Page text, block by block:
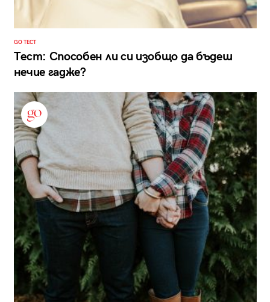
GO ТЕСТ
Тест: Способен ли си изобщо да бъдеш
нечие гадже?